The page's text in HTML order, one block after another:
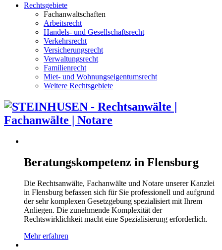
Rechtsgebiete
Fachanwaltschaften
Arbeitsrecht
Handels- und Gesellschaftsrecht
Verkehrsrecht
Versicherungsrecht
Verwaltungsrecht
Familienrecht
Miet- und Wohnungseigentumsrecht
Weitere Rechtsgebiete
Beratungskompetenz in Flensburg
Die Rechtsanwälte, Fachanwälte und Notare unserer Kanzlei
in Flensburg befassen sich für Sie professionell und aufgrund
der sehr komplexen Gesetzgebung spezialisiert mit Ihrem
Anliegen. Die zunehmende Komplexität der
Rechtswirklichkeit macht eine Spezialisierung erforderlich.
Mehr erfahren